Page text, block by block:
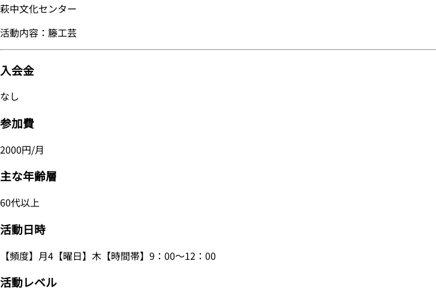
萩中文化センター
活動内容：籐工芸
入会金
なし
参加費
2000円/月
主な年齢層
60代以上
活動日時
【頻度】月4【曜日】木【時間帯】9：00～12：00
活動レベル